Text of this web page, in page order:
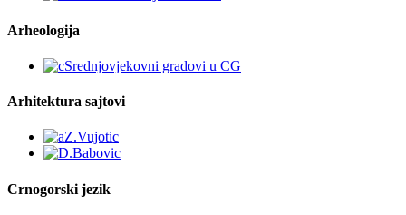
Arheologija
Arhitektura sajtovi
Crnogorski jezik